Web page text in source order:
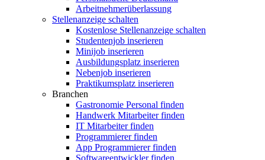
Arbeitnehmerüberlassung
Stellenanzeige schalten
Kostenlose Stellenanzeige schalten
Studentenjob inserieren
Minijob inserieren
Ausbildungsplatz inserieren
Nebenjob inserieren
Praktikumsplatz inserieren
Branchen
Gastronomie Personal finden
Handwerk Mitarbeiter finden
IT Mitarbeiter finden
Programmierer finden
App Programmierer finden
Softwareentwickler finden